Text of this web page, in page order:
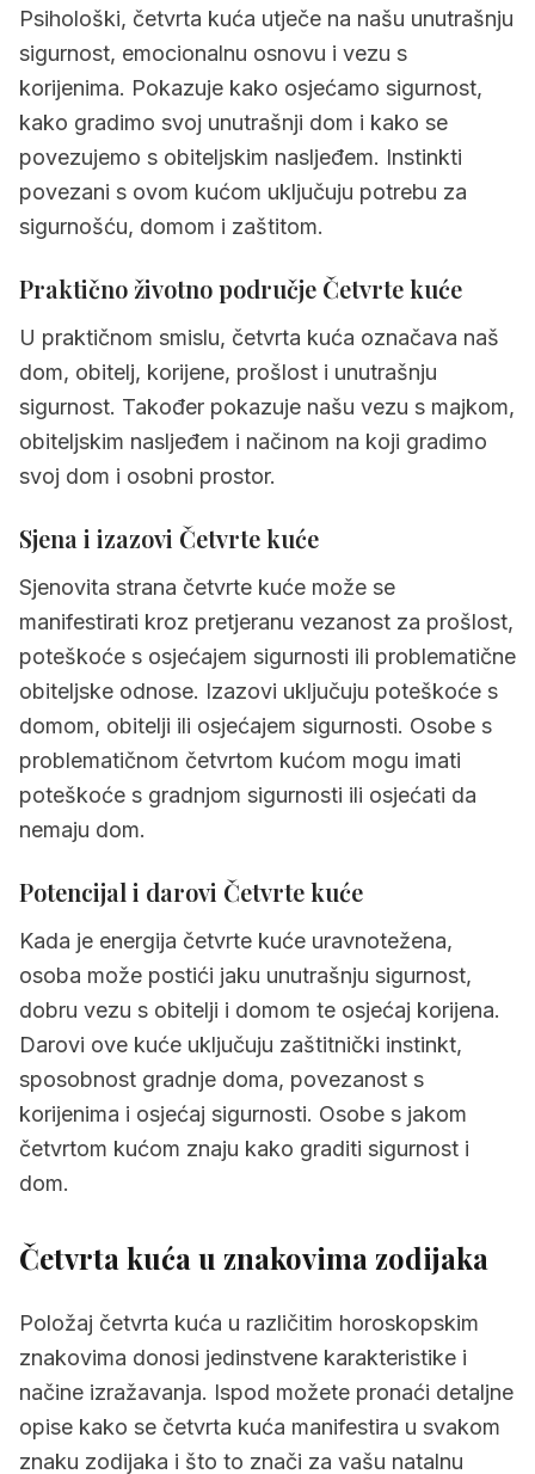
Psihološki, četvrta kuća utječe na našu unutrašnju
sigurnost, emocionalnu osnovu i vezu s
korijenima. Pokazuje kako osjećamo sigurnost,
kako gradimo svoj unutrašnji dom i kako se
povezujemo s obiteljskim nasljeđem. Instinkti
povezani s ovom kućom uključuju potrebu za
sigurnošću, domom i zaštitom.
Praktično životno područje Četvrte kuće
U praktičnom smislu, četvrta kuća označava naš
dom, obitelj, korijene, prošlost i unutrašnju
sigurnost. Također pokazuje našu vezu s majkom,
obiteljskim nasljeđem i načinom na koji gradimo
svoj dom i osobni prostor.
Sjena i izazovi Četvrte kuće
Sjenovita strana četvrte kuće može se
manifestirati kroz pretjeranu vezanost za prošlost,
poteškoće s osjećajem sigurnosti ili problematične
obiteljske odnose. Izazovi uključuju poteškoće s
domom, obitelji ili osjećajem sigurnosti. Osobe s
problematičnom četvrtom kućom mogu imati
poteškoće s gradnjom sigurnosti ili osjećati da
nemaju dom.
Potencijal i darovi Četvrte kuće
Kada je energija četvrte kuće uravnotežena,
osoba može postići jaku unutrašnju sigurnost,
dobru vezu s obitelji i domom te osjećaj korijena.
Darovi ove kuće uključuju zaštitnički instinkt,
sposobnost gradnje doma, povezanost s
korijenima i osjećaj sigurnosti. Osobe s jakom
četvrtom kućom znaju kako graditi sigurnost i
dom.
Četvrta kuća u znakovima zodijaka
Položaj četvrta kuća u različitim horoskopskim
znakovima donosi jedinstvene karakteristike i
načine izražavanja. Ispod možete pronaći detaljne
opise kako se četvrta kuća manifestira u svakom
znaku zodijaka i što to znači za vašu natalnu